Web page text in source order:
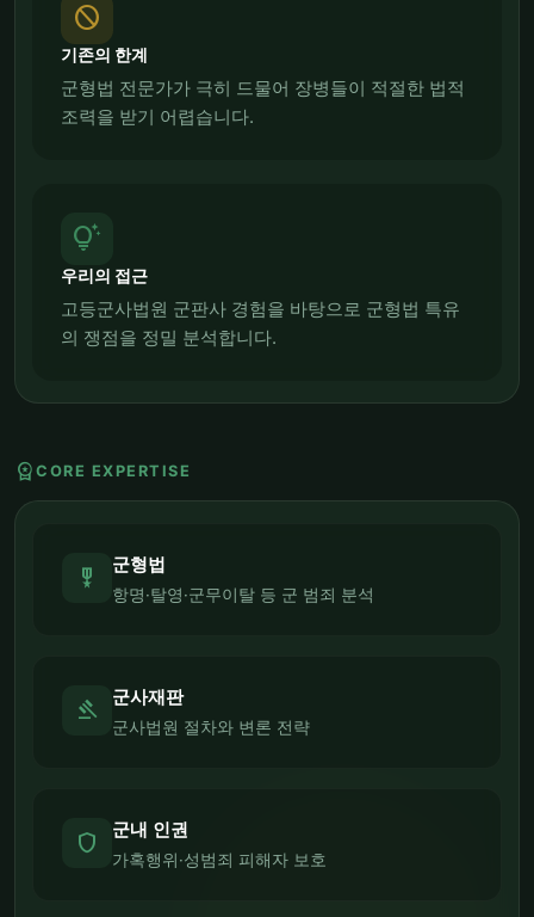
block
기존의 한계
군형법 전문가가 극히 드물어 장병들이 적절한 법적
조력을 받기 어렵습니다.
tips_and_updates
우리의 접근
고등군사법원 군판사 경험을 바탕으로 군형법 특유
의 쟁점을 정밀 분석합니다.
workspace_premium CORE EXPERTISE
military_tech 군형법
항명·탈영·군무이탈 등 군 범죄 분석
gavel 군사재판
군사법원 절차와 변론 전략
shield 군내 인권
가혹행위·성범죄 피해자 보호